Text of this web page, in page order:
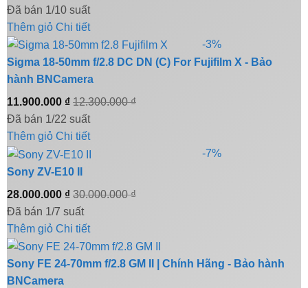
Đã bán 1/10 suất
Thêm giỏ Chi tiết
-3%
Sigma 18-50mm f/2.8 DC DN (C) For Fujifilm X - Bảo
hành BNCamera
11.900.000 ₫ 12.300.000₫
Đã bán 1/22 suất
Thêm giỏ Chi tiết
-7%
Sony ZV-E10 II
28.000.000 ₫ 30.000.000₫
Đã bán 1/7 suất
Thêm giỏ Chi tiết
Sony FE 24-70mm f/2.8 GM II | Chính Hãng - Bảo hành
BNCamera